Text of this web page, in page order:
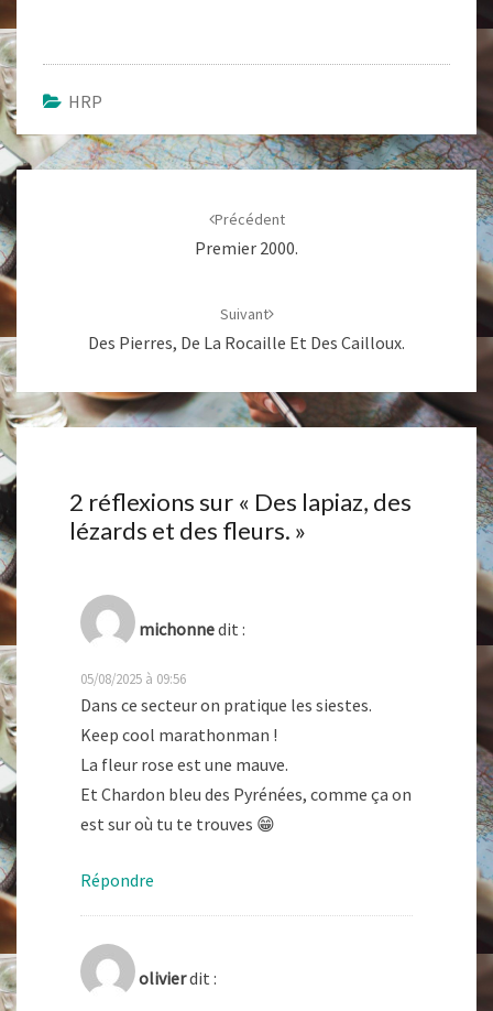
HRP
Navigation
Précédent
Premier 2000.
Suivant
Des Pierres, De La Rocaille Et Des Cailloux.
2 réflexions sur « Des lapiaz, des
lézards et des fleurs. »
michonnedit :
05/08/2025 à 09:56
Dans ce secteur on pratique les siestes.
Keep cool marathonman !
La fleur rose est une mauve.
Et Chardon bleu des Pyrénées, comme ça on
est sur où tu te trouves 😁
Répondre
olivierdit :